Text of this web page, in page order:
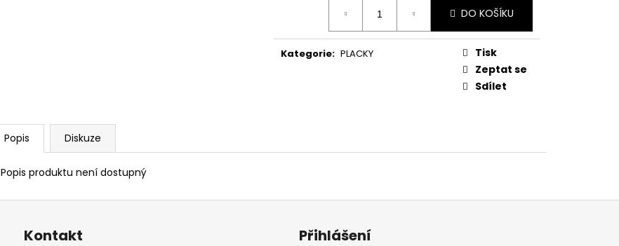
DO KOŠÍKU
Kategorie: PLACKY
Tisk
Zeptat se
Sdílet
Popis Diskuze
Popis produktu není dostupný
Kontakt Přihlášení